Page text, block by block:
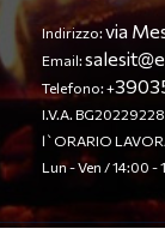
Indirizzo:via
Email:
Telefono: +
I.V.A.
l`ORARIO
Lun - Ven / 14:00 -